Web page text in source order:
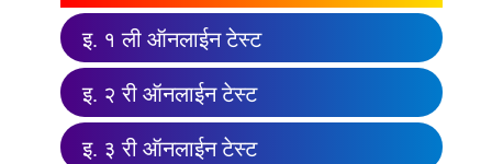
इ. १ ली ऑनलाईन टेस्ट
इ. २ री ऑनलाईन टेस्ट
इ. ३ री ऑनलाईन टेस्ट